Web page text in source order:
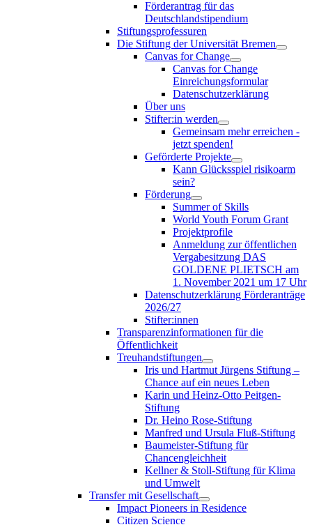
Förderantrag für das
Deutschlandstipendium
Stiftungsprofessuren
Die Stiftung der Universität Bremen
Canvas for Change
Canvas for Change
Einreichungsformular
Datenschutzerklärung
Über uns
Stifter:in werden
Gemeinsam mehr erreichen -
jetzt spenden!
Geförderte Projekte
Kann Glücksspiel risikoarm
sein?
Förderung
Summer of Skills
World Youth Forum Grant
Projektprofile
Anmeldung zur öffentlichen
Vergabesitzung DAS
GOLDENE PLIETSCH am
1. November 2021 um 17 Uhr
Datenschutzerklärung Förderanträge
2026/27
Stifter:innen
Transparenzinformationen für die
Öffentlichkeit
Treuhandstiftungen
Iris und Hartmut Jürgens Stiftung –
Chance auf ein neues Leben
Karin und Heinz-Otto Peitgen-
Stiftung
Dr. Heino Rose-Stiftung
Manfred und Ursula Fluß-Stiftung
Baumeister-Stiftung für
Chancengleichheit
Kellner & Stoll-Stiftung für Klima
und Umwelt
Transfer mit Gesellschaft
Impact Pioneers in Residence
Citizen Science